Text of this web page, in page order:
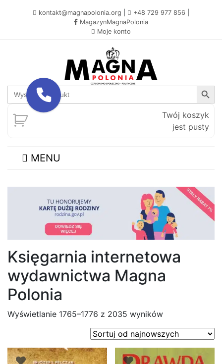
kontakt@magnapolonia.org +48 729 977 856
MagazynMagnaPolonia
Moje konto
Search
for:
Search Button
Twój koszyk
jest pusty
MENU
Księgarnia internetowa
wydawnictwa Magna
Polonia
Wyświetlanie 1765–1776 z 2035 wynikówPosortowane
według
najnowszych